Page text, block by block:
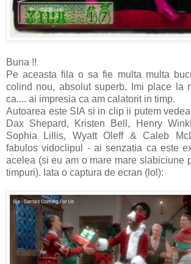
Buna !!
Pe aceasta fila o sa fie multa multa
colind nou, absolut superb. Imi place la
ca.... ai impresia ca am calatorit in timp.
Autoarea este SIA si in clip ii putem
Dax Shepard, Kristen Bell, Henry
Sophia Lillis, Wyatt Oleff & Caleb
fabulos vidoclipul - ai senzatia ca este
acelea (si eu am o mare mare slabiciune
timpuri). Iata o captura de ecran (lol):